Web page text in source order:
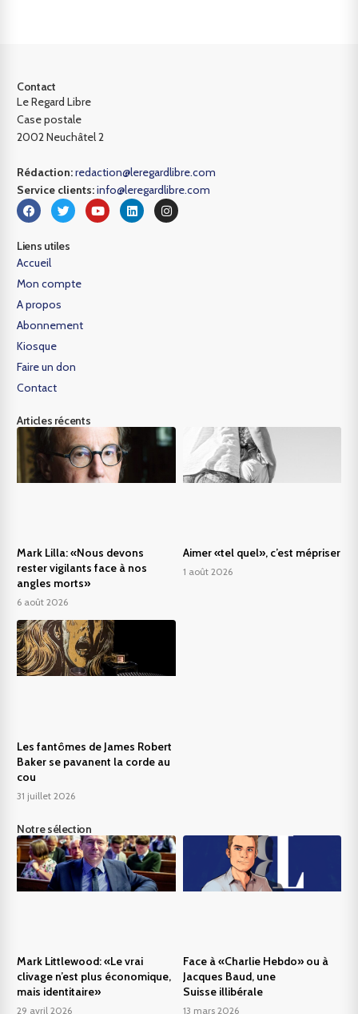
Contact
Le Regard Libre
Case postale
2002 Neuchâtel 2
Rédaction:redaction@leregardlibre.com
Service clients:info@leregardlibre.com
Liens utiles
Accueil
Mon compte
A propos
Abonnement
Kiosque
Faire un don
Contact
Articles récents
Mark Lilla: «Nous devons
rester vigilants face à nos
angles morts»
6 août 2026
Aimer «tel quel», c’est mépriser
1 août 2026
Les fantômes de James Robert
Baker se pavanent la corde au
cou
31 juillet 2026
Notre sélection
Mark Littlewood: «Le vrai
clivage n’est plus économique,
mais identitaire»
29 avril 2026
Face à «Charlie Hebdo» ou à
Jacques Baud, une
Suisse illibérale
13 mars 2026